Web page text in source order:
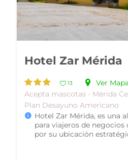
Hotel Presidente
Mercedes
12
Ver
Colonial - Mérida Centro
Plan Desayuno Buffet
Hotel Presidente